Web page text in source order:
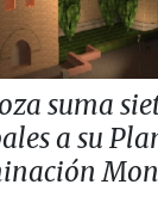
suma
a su